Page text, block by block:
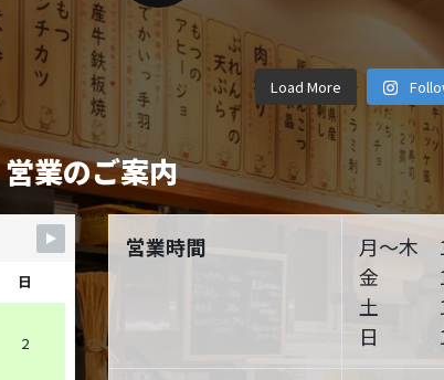
motsuyakiyuuki
4月 9
3月 1
motsuyakiyuuki
12月 8
motsuyakiyuuki
11月 6
motsuyakiyuuki
10月 5
motsuyakiyuuki
9月 28
Load More
営業のご案内
日
2
営業時間
月～木
金
土
日